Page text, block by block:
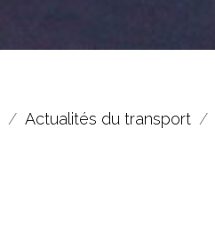
Actualités du transport